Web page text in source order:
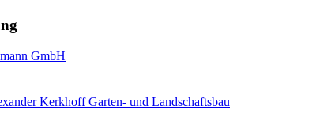
GmbH
Kerkhoff Garten- und Landschaftsbau